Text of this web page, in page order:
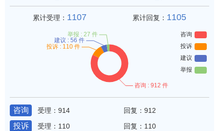
累计受理： 1107 累计回复： 1105
咨询 受理：914 回复：912
投诉 受理：110 回复：110